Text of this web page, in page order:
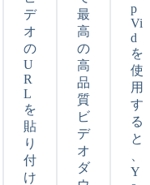
デ
オ
の
U
R
L
を
貼
り
付
け
最
高
の
高
品
質
ビ
デ
オ
ダ
p
Vi
d
を
使
用
す
る
と
Y